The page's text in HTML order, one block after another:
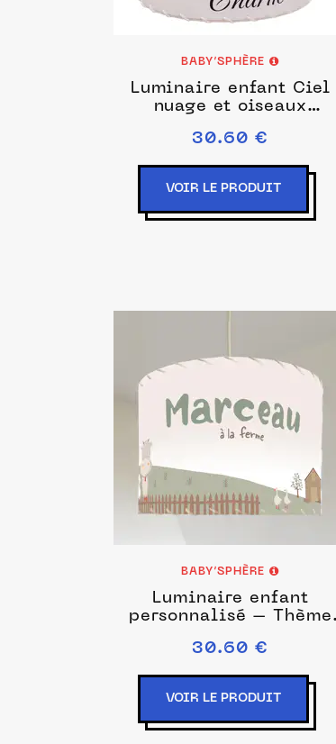
BABY’SPHÈRE
Luminaire enfant Ciel
nuage et oiseaux
30.60 €
VOIR LE PRODUIT
BABY’SPHÈRE
Luminaire enfant
personnalisé – Thème
campagne
30.60 €
VOIR LE PRODUIT